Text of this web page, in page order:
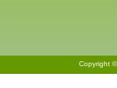
Copyright